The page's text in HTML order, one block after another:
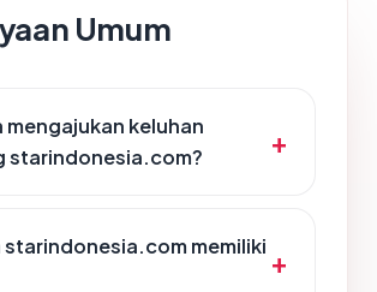
Umum
mengajukan keluhan
starindonesia.com?
starindonesia.com memiliki